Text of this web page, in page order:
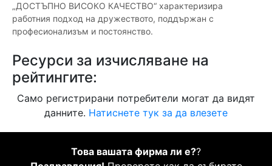
„ДОСТЪПНО ВИСОКО КАЧЕСТВО“ характеризира
работния подход на дружеството, поддържан с
професионализъм и постоянство.
Ресурси за изчисляване на
рейтингите:
Само регистрирани потребители могат да видят
данните. Натиснете тук за да влезете
Това вашата фирма ли е??